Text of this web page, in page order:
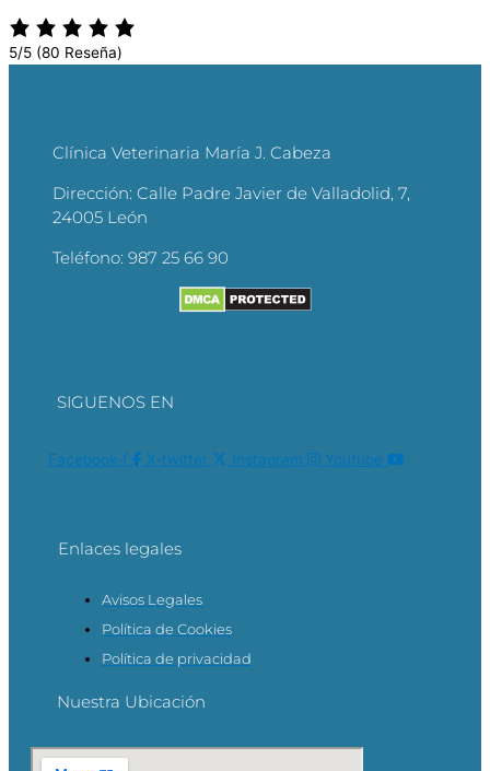
5/5 (80 Reseña)
Clínica Veterinaria María J. Cabeza
Dirección: Calle Padre Javier de Valladolid, 7,
24005 León
Teléfono: 987 25 66 90
SIGUENOS EN
Facebook-f X-twitter Instagram Youtube
Enlaces legales
Avisos Legales
Política de Cookies
Política de privacidad
Nuestra Ubicación